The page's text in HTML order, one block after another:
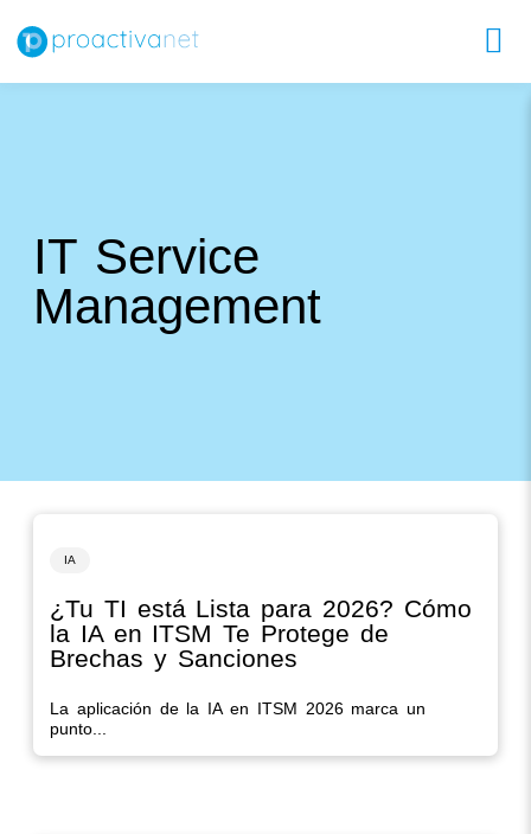
IT Service
Management
IA
¿Tu TI está Lista para 2026? Cómo
la IA en ITSM Te Protege de
Brechas y Sanciones
La aplicación de la IA en ITSM 2026 marca un
punto...